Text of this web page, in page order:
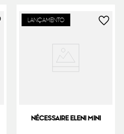
LANÇAMENTO
NÉCESSAIRE ELENI MINI